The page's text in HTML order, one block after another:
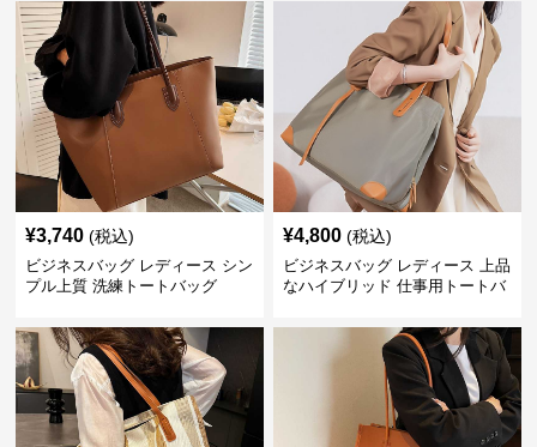
¥3,740 (税込)
ビジネスバッグ レディース シン
プル上質 洗練トートバッグ
¥4,800 (税込)
ビジネスバッグ レディース 上品
なハイブリッド 仕事用トートバ